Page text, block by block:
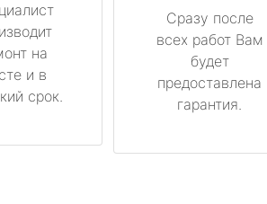
на
и в
срок.
Сразу после
всех работ Вам
будет
предоставлена
гарантия.